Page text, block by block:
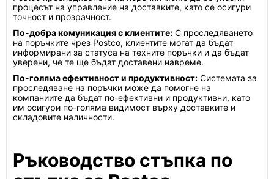
процесът на управление на доставките, като се осигури
точност и прозрачност.
По-добра комуникация с клиентите: С проследяването
на поръчките чрез Postco, клиентите могат да бъдат
информирани за статуса на техните поръчки и да бъдат
уверени, че те ще бъдат доставени навреме.
По-голяма ефективност и продуктивност: Системата за
проследяване на поръчки може да помогне на
компаниите да бъдат по-ефективни и продуктивни, като
им осигури по-голяма видимост върху доставките и
складовите наличности.
Ръководство стъпка по